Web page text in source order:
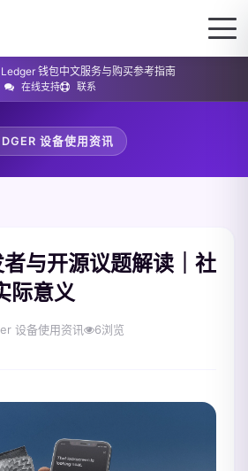
Ledger 钱包中文服务与购买参考指南
在线支持 联系
设备使用资讯
与开源议题解读｜社
际意义
设备使用资讯 6浏览